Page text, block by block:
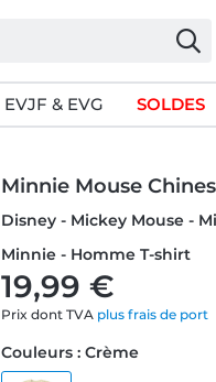
EVJF & EVG SOLDES
Minnie Mouse
Disney - Mickey Mouse -
Minnie - Homme T-shirt
19,99 €
Prix dont TVA plus frais de port
Couleurs : Crème